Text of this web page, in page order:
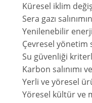
Küresel iklim
Sera gazı
Yenilenebilir
Çevresel yönetim
Su güvenliği
Karbon salınımı
Yerli ve yöresel
Yöresel kültür ve